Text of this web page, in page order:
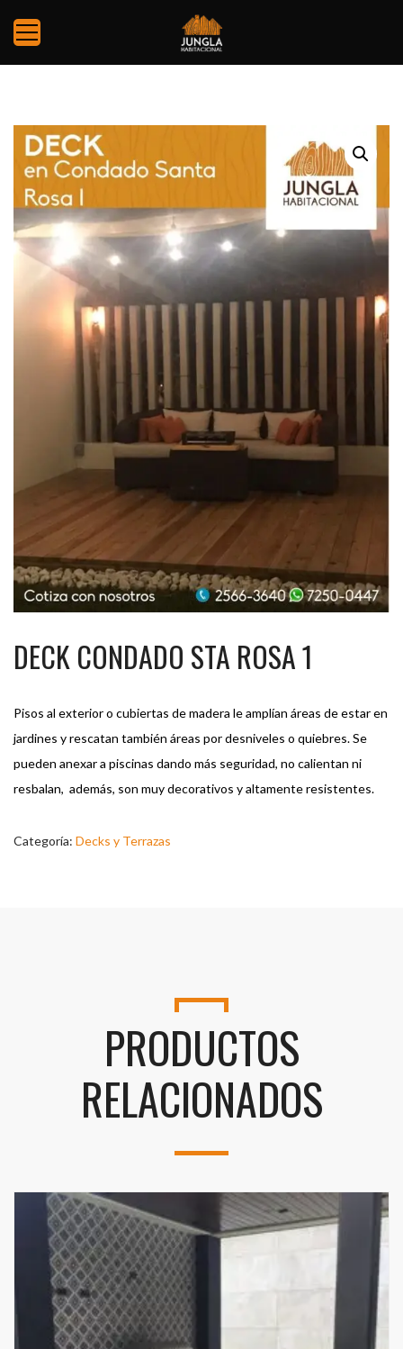
DECK CONDADO STA ROSA 1
Pisos al exterior o cubiertas de madera le amplían áreas de estar en
jardines y rescatan también áreas por desniveles o quiebres. Se
pueden anexar a piscinas dando más seguridad, no calientan ni
resbalan, además, son muy decorativos y altamente resistentes.
Categoría: Decks y Terrazas
PRODUCTOS
RELACIONADOS